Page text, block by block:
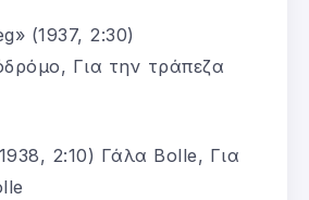
(1937, 2:30)
Για την τράπεζα
2:10) Γάλα Bolle, Για